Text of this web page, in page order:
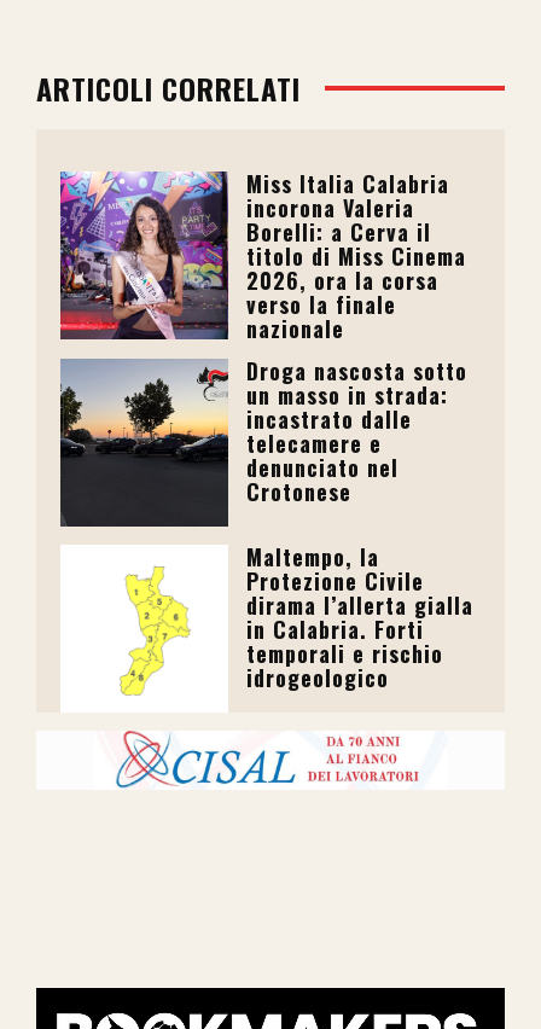
ARTICOLI CORRELATI
Miss Italia Calabria
incorona Valeria
Borelli: a Cerva il
titolo di Miss Cinema
2026, ora la corsa
verso la finale
nazionale
Droga nascosta sotto
un masso in strada:
incastrato dalle
telecamere e
denunciato nel
Crotonese
Maltempo, la
Protezione Civile
dirama l’allerta gialla
in Calabria. Forti
temporali e rischio
idrogeologico